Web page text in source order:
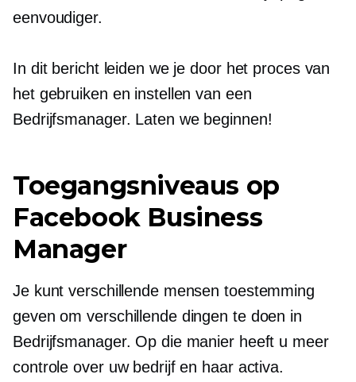
eenvoudiger.
In dit bericht leiden we je door het proces van
het gebruiken en instellen van een
Bedrijfsmanager. Laten we beginnen!
Toegangsniveaus op
Facebook Business
Manager
Je kunt verschillende mensen toestemming
geven om verschillende dingen te doen in
Bedrijfsmanager. Op die manier heeft u meer
controle over uw bedrijf en haar activa.